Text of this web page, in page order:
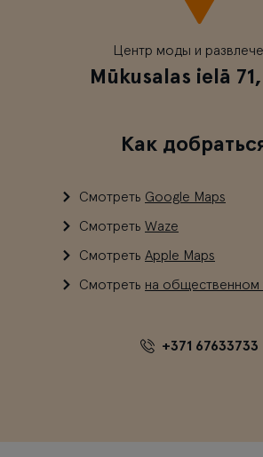
Центр моды и
Mūkusalas ielā
Как
Смотреть Google Maps
Смотреть Waze
Смотреть Apple Maps
Смотреть на общественном
+371 67633733